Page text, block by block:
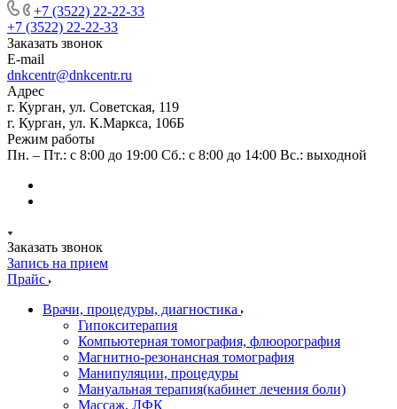
+7 (3522) 22-22-33
+7 (3522) 22-22-33
Заказать звонок
E-mail
dnkcentr@dnkcentr.ru
Адрес
г. Курган, ул. Советская, 119
г. Курган, ул. К.Маркса, 106Б
Режим работы
Пн. – Пт.: с 8:00 до 19:00 Сб.: с 8:00 до 14:00 Вс.: выходной
Заказать звонок
Запись на прием
Прайс
Врачи, процедуры, диагностика
Гипокситерапия
Компьютерная томография, флюорография
Магнитно-резонансная томография
Манипуляции, процедуры
Мануальная терапия(кабинет лечения боли)
Массаж, ЛФК